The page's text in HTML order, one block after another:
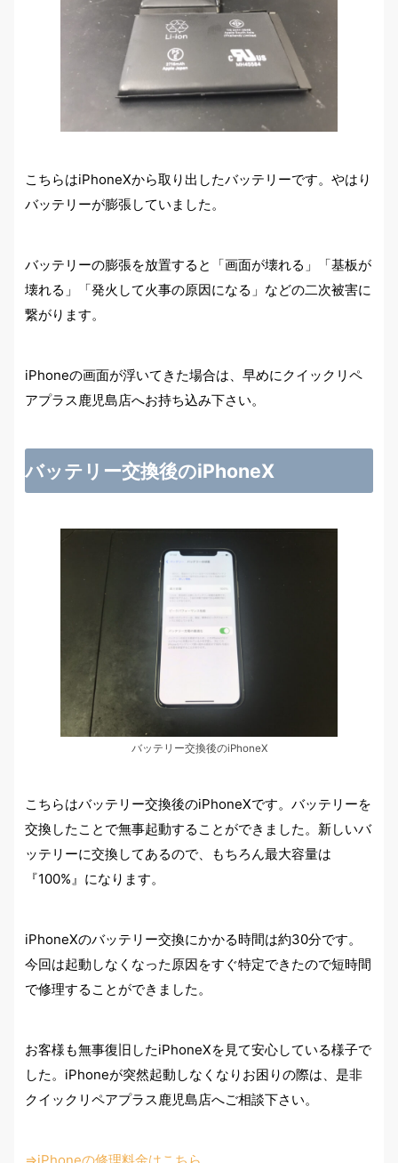
こちらはiPhoneXから取り出したバッテリーです。やはり
バッテリーが膨張していました。
バッテリーの膨張を放置すると「画面が壊れる」「基板が
壊れる」「発火して火事の原因になる」などの二次被害に
繋がります。
iPhoneの画面が浮いてきた場合は、早めにクイックリペ
アプラス鹿児島店へお持ち込み下さい。
バッテリー交換後のiPhoneX
バッテリー交換後のiPhoneX
こちらはバッテリー交換後のiPhoneXです。バッテリーを
交換したことで無事起動することができました。新しいバ
ッテリーに交換してあるので、もちろん最大容量は
『100%』になります。
iPhoneXのバッテリー交換にかかる時間は約30分です。
今回は起動しなくなった原因をすぐ特定できたので短時間
で修理することができました。
お客様も無事復旧したiPhoneXを見て安心している様子で
した。iPhoneが突然起動しなくなりお困りの際は、是非
クイックリペアプラス鹿児島店へご相談下さい。